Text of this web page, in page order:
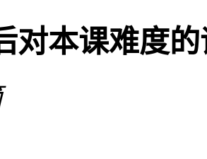
对本课难度